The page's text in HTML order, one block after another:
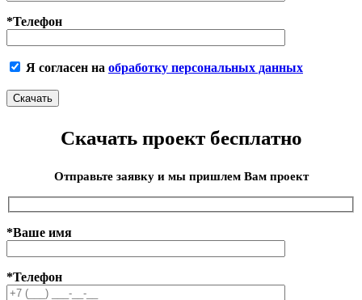
*Телефон
Я согласен на обработку персональных данных
Скачать проект бесплатно
Отправьте заявку и мы пришлем Вам проект
*Ваше имя
*Телефон